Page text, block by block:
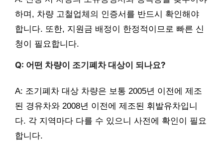
하며, 차량 고철업체의 인증서를 반드시 확인해야
합니다. 또한, 지원금 배정이 한정적이므로 빠른 신
청이 필요합니다.
Q: 어떤 차량이 조기폐차 대상이 되나요?
A: 조기폐차 대상 차량은 보통 2005년 이전에 제조
된 경유차와 2008년 이전에 제조된 휘발유차입니
다. 각 지역마다 다를 수 있으니 사전에 확인이 필요
합니다.